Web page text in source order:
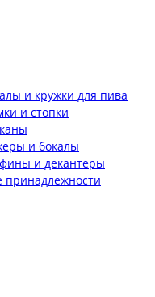
и кружки для пива
и стопки
и бокалы
и декантеры
принадлежности